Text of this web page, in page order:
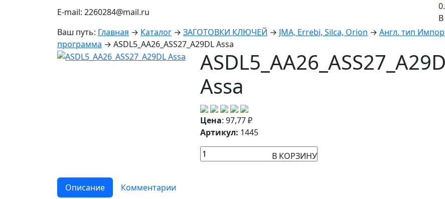
E-mail: 2260284@mail.ru
Ваш путь: Главная → Каталог → ЗАГОТОВКИ КЛЮЧЕЙ → JMA, Errebi, Silca, Orion → Англ. тип
программа → ASDL5_AA26_ASS27_A29DL Assa
Assa
Цена: 97,77₽
Артикул: 1445
В КОРЗИНУ
Описание
Комментарии